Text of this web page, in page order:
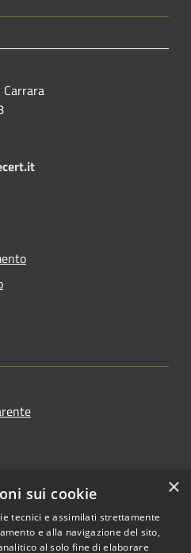
×
sui cookie
tecnici e assimilati strettamente
e alla navigazione del sito,
al solo fine di elaborare